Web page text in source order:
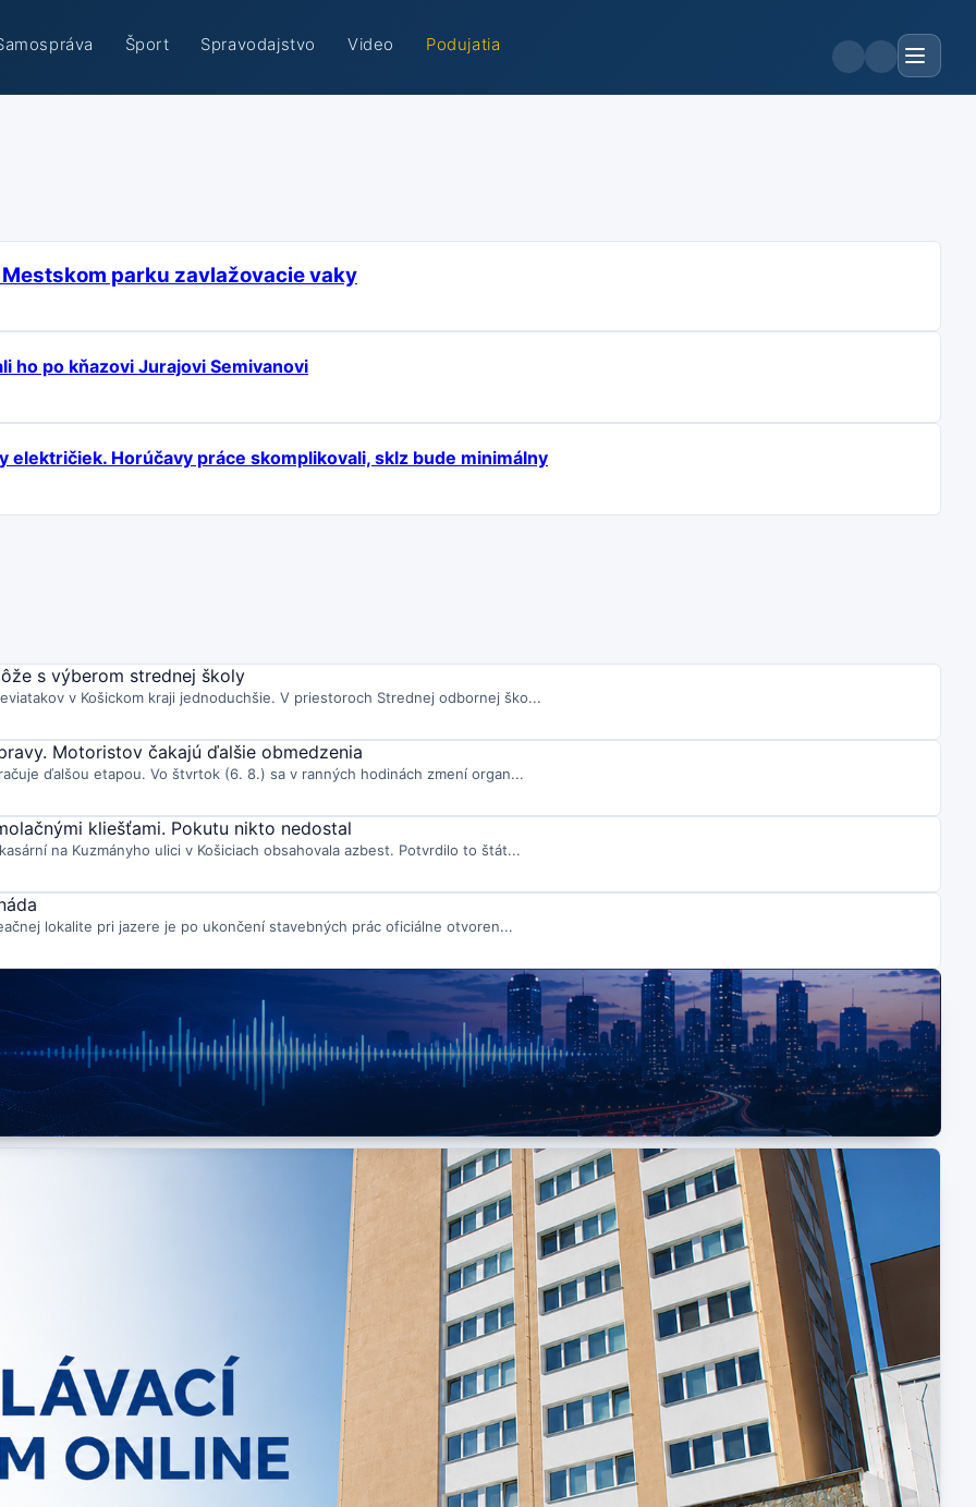
Šport Spravodajstvo Video Podujatia
parku zavlažovacie vaky
ho po kňazovi Jurajovi Semivanovi
Horúčavy práce skomplikovali, sklz bude minimálny
s výberom strednej školy
v Košickom kraji jednoduchšie. V priestoroch Strednej odbornej ško...
Motoristov čakajú ďalšie obmedzenia
ďalšou etapou. Vo štvrtok (6. 8.) sa v ranných hodinách zmení organ...
kliešťami. Pokutu nikto nedostal
na Kuzmányho ulici v Košiciach obsahovala azbest. Potvrdilo to štát...
lokalite pri jazere je po ukončení stavebných prác oficiálne otvoren...